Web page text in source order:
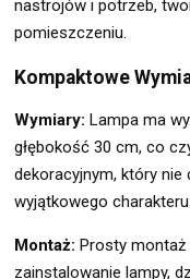
nastrojów i potrzeb,
pomieszczeniu.
Kompaktowe
Wymiary: Lampa ma
głębokość 30 cm, co
dekoracyjnym, który nie
wyjątkowego charakteru.
Montaż: Prosty montaż
zainstalowanie lampy,